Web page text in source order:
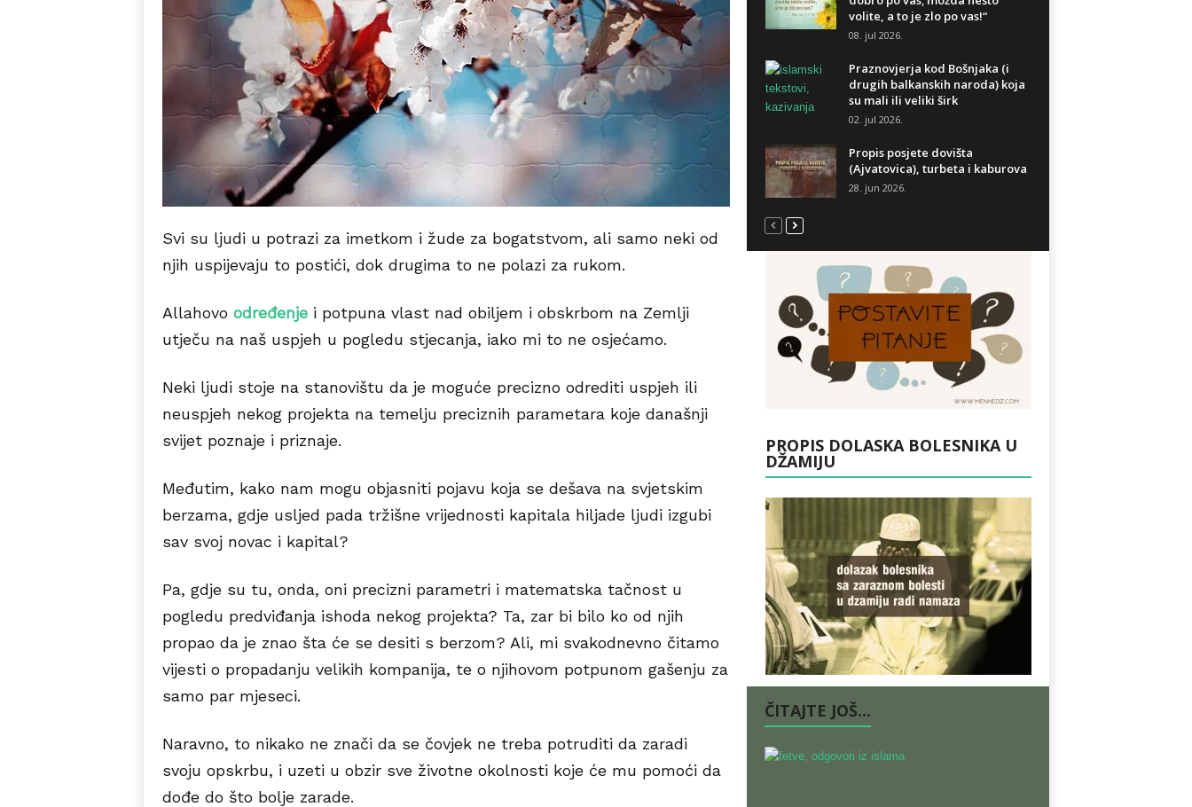
Svi su ljudi u potrazi za imetkom i žude za bogatstvom, ali samo neki od
njih uspijevaju to postići, dok drugima to ne polazi za rukom.
Allahovo određenjei potpuna vlast nad obiljem i obskrbom na Zemlji
utječu na naš uspjeh u pogledu stjecanja, iako mi to ne osjećamo.
Neki ljudi stoje na stanovištu da je moguće precizno odrediti uspjeh ili
neuspjeh nekog projekta na temelju preciznih parametara koje današnji
svijet poznaje i priznaje.
Međutim, kako nam mogu objasniti pojavu koja se dešava na svjetskim
berzama, gdje usljed pada tržišne vrijednosti kapitala hiljade ljudi izgubi
sav svoj novac i kapital?
Pa, gdje su tu, onda, oni precizni parametri i matematska tačnost u
pogledu predviđanja ishoda nekog projekta? Ta, zar bi bilo ko od njih
propao da je znao šta će se desiti s berzom? Ali, mi svakodnevno čitamo
vijesti o propadanju velikih kompanija, te o njihovom potpunom gašenju za
samo par mjeseci.
Naravno, to nikako ne znači da se čovjek ne treba potruditi da zaradi
svoju opskrbu, i uzeti u obzir sve životne okolnosti koje će mu pomoći da
dođe do što bolje zarade.
volite, a to je zlo po vas!“
08. jul 2026.
Praznovjerja kod Bošnjaka (i
drugih balkanskih naroda) koja
su mali ili veliki širk
02. jul 2026.
Propis posjete dovišta
(Ajvatovica), turbeta i kaburova
28. jun 2026.
PROPIS DOLASKA BOLESNIKA U
DŽAMIJU
ČITAJTE JOŠ...